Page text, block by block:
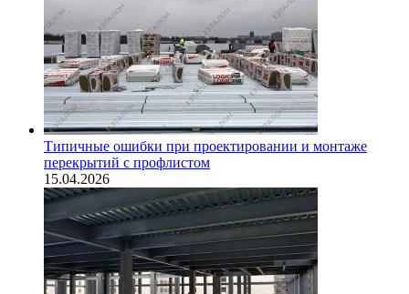
Типичные ошибки при проектировании и монтаже
перекрытий с профлистом
15.04.2026